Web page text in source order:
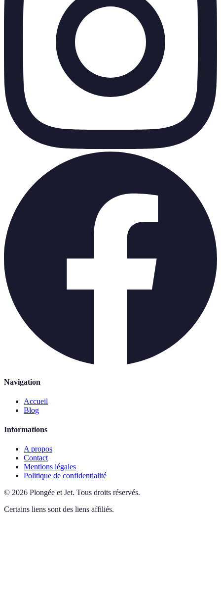
Navigation
Accueil
Blog
Informations
A propos
Contact
Mentions légales
Politique de confidentialité
© 2026 Plongée et Jet. Tous droits réservés.
Certains liens sont des liens affiliés.